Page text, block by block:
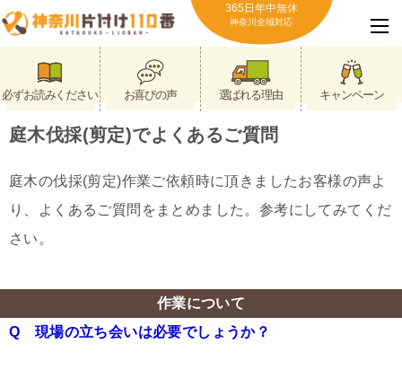
365日年中無休
神奈川全域対応
必ずお読みください お喜びの声 選ばれる理由 キャンペーン
庭木伐採(剪定)でよくあるご質問
庭木の伐採(剪定)作業ご依頼時に頂きましたお客様の声よ
り、よくあるご質問をまとめました。参考にしてみてくだ
さい。
作業について
Q 現場の立ち会いは必要でしょうか？